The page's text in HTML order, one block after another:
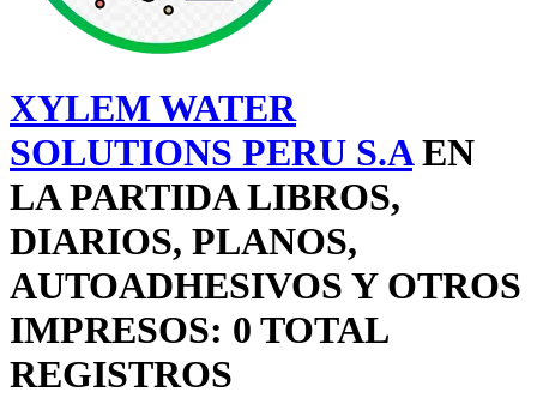
XYLEM WATER
SOLUTIONS PERU S.AEN
LA PARTIDA LIBROS,
DIARIOS, PLANOS,
AUTOADHESIVOS Y OTROS
IMPRESOS: 0 TOTAL
REGISTROS